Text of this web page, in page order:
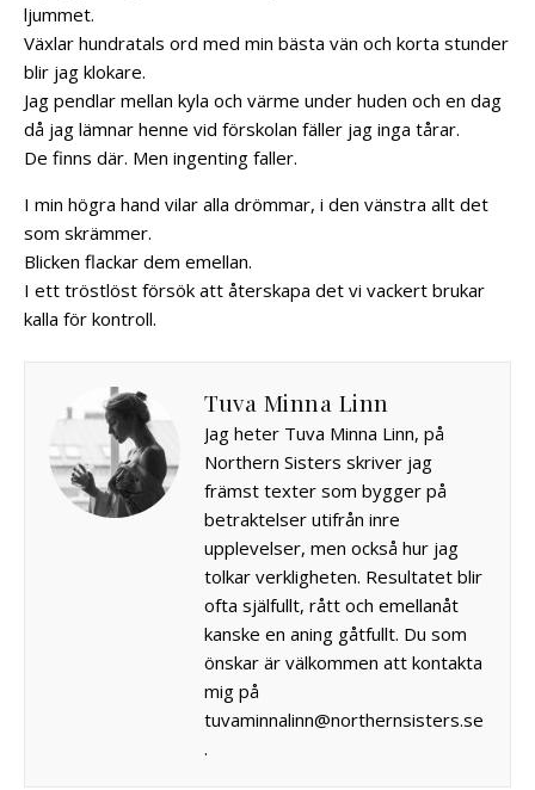
ljummet.
Växlar hundratals ord med min bästa vän och korta stunder
blir jag klokare.
Jag pendlar mellan kyla och värme under huden och en dag
då jag lämnar henne vid förskolan fäller jag inga tårar.
De finns där. Men ingenting faller.
I min högra hand vilar alla drömmar, i den vänstra allt det
som skrämmer.
Blicken flackar dem emellan.
I ett tröstlöst försök att återskapa det vi vackert brukar
kalla för kontroll.
Tuva Minna Linn
Jag heter Tuva Minna Linn, på
Northern Sisters skriver jag
främst texter som bygger på
betraktelser utifrån inre
upplevelser, men också hur jag
tolkar verkligheten. Resultatet blir
ofta själfullt, rått och emellanåt
kanske en aning gåtfullt. Du som
önskar är välkommen att kontakta
mig på
tuvaminnalinn@northernsisters.se
.